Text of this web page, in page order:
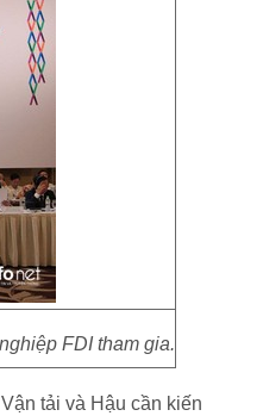
FDI tham gia.
tải và Hậu cần kiến